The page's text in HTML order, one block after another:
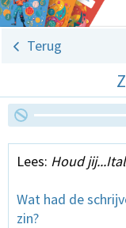
Terug
Lees: Houd
Wat had de
zin?